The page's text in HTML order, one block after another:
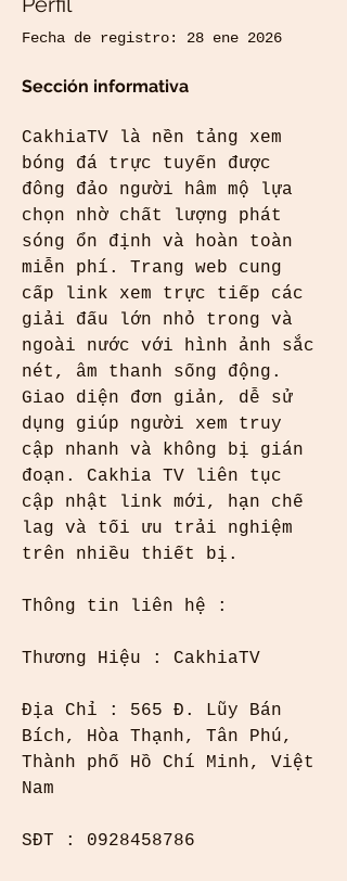
Fecha de registro: 28 ene 2026
Sección informativa
CakhiaTV là nền tảng xem
bóng đá trực tuyến được
đông đảo người hâm mộ lựa
chọn nhờ chất lượng phát
sóng ổn định và hoàn toàn
miễn phí. Trang web cung
cấp link xem trực tiếp các
giải đấu lớn nhỏ trong và
ngoài nước với hình ảnh sắc
nét, âm thanh sống động.
Giao diện đơn giản, dễ sử
dụng giúp người xem truy
cập nhanh và không bị gián
đoạn. Cakhia TV liên tục
cập nhật link mới, hạn chế
lag và tối ưu trải nghiệm
trên nhiều thiết bị.
Thông tin liên hệ :
Thương Hiệu : CakhiaTV
Địa Chỉ : 565 Đ. Lũy Bán
Bích, Hòa Thạnh, Tân Phú,
Thành phố Hồ Chí Minh, Việt
Nam
SĐT : 0928458786